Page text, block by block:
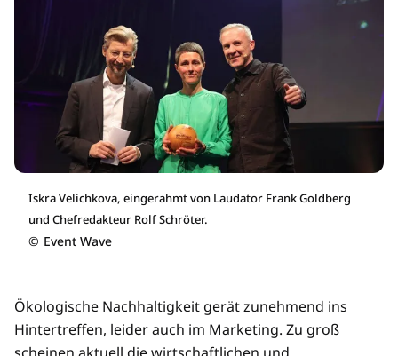
Iskra Velichkova, eingerahmt von Laudator Frank Goldberg
und Chefredakteur Rolf Schröter.
© Event Wave
Ökologische Nachhaltigkeit gerät zunehmend ins
Hintertreffen, leider auch im Marketing. Zu groß